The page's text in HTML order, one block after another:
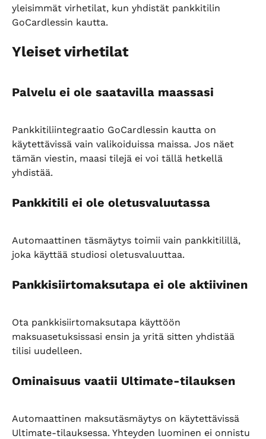
yleisimmät virhetilat, kun yhdistät pankkitilin
GoCardlessin kautta.
Yleiset virhetilat
Palvelu ei ole saatavilla maassasi
Pankkitiliintegraatio GoCardlessin kautta on
käytettävissä vain valikoiduissa maissa. Jos näet
tämän viestin, maasi tilejä ei voi tällä hetkellä
yhdistää.
Pankkitili ei ole oletusvaluutassa
Automaattinen täsmäytys toimii vain pankkitilillä,
joka käyttää studiosi oletusvaluuttaa.
Pankkisiirtomaksutapa ei ole aktiivinen
Ota pankkisiirtomaksutapa käyttöön
maksuasetuksissasi ensin ja yritä sitten yhdistää
tilisi uudelleen.
Ominaisuus vaatii Ultimate-tilauksen
Automaattinen maksutäsmäytys on käytettävissä
Ultimate-tilauksessa. Yhteyden luominen ei onnistu